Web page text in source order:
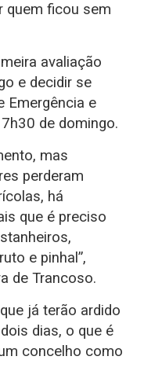
quem ficou sem
avaliação
e decidir se
Emergência e
de domingo.
mas
perderam
há
que é preciso
e pinhal”,
de Trancoso.
já terão ardido
dias, o que é
concelho como